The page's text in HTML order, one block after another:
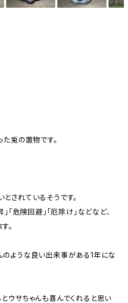
兎の置物です。
されているそうです。
「危険回避」「厄除け」などなど、
。
ような良い出来事がある1年にな
ウサちゃんも喜んでくれると思い